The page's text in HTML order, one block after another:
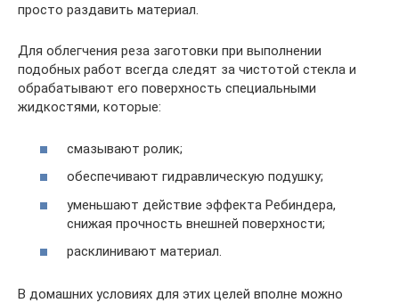
просто раздавить материал.
Для облегчения реза заготовки при выполнении
подобных работ всегда следят за чистотой стекла и
обрабатывают его поверхность специальными
жидкостями, которые:
смазывают ролик;
обеспечивают гидравлическую подушку;
уменьшают действие эффекта Ребиндера,
снижая прочность внешней поверхности;
расклинивают материал.
В домашних условиях для этих целей вполне можно